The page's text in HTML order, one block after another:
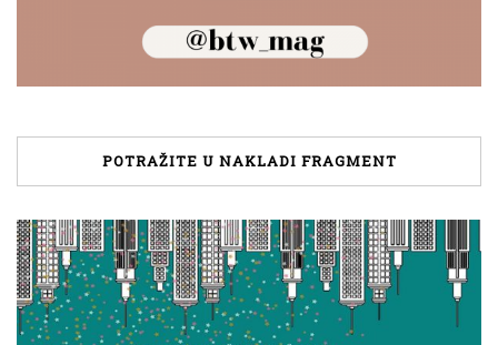
POTRAŽITE U NAKLADI FRAGMENT